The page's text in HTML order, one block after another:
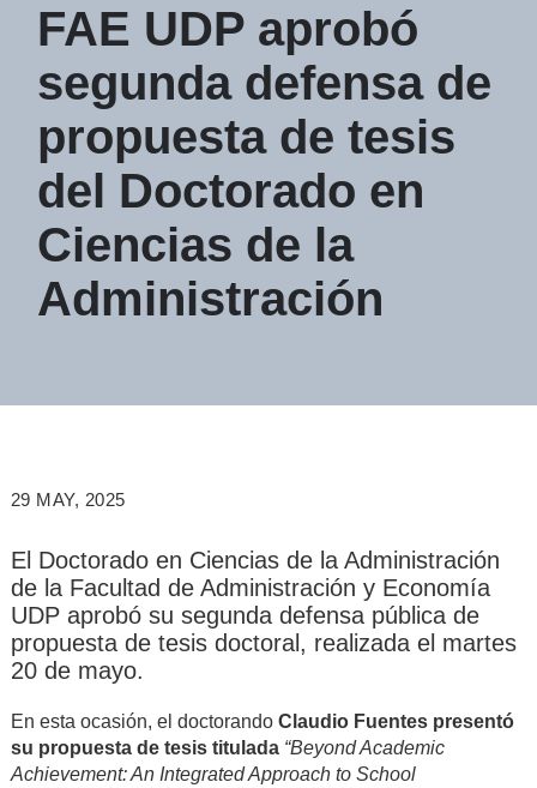
FAE UDP aprobó
segunda defensa de
propuesta de tesis
del Doctorado en
Ciencias de la
Administración
29 MAY, 2025
El Doctorado en Ciencias de la Administración
de la Facultad de Administración y Economía
UDP aprobó su segunda defensa pública de
propuesta de tesis doctoral, realizada el martes
20 de mayo.
En esta ocasión, el doctorando Claudio Fuentes presentó
su propuesta de tesis titulada “Beyond Academic
Achievement: An Integrated Approach to School